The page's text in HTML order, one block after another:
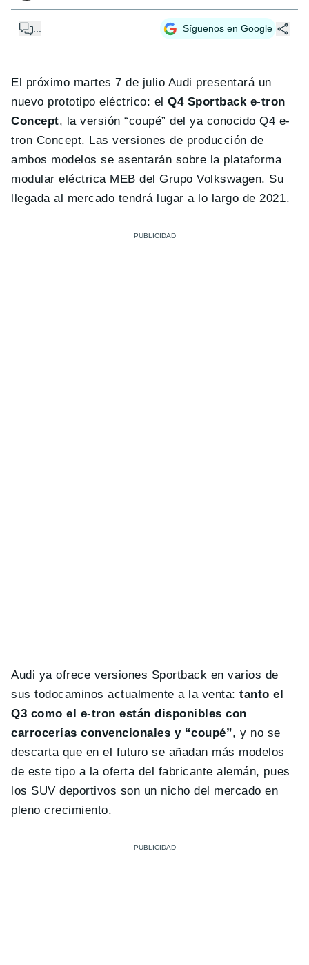
... Síguenos en Google
El próximo martes 7 de julio Audi presentará un
nuevo prototipo eléctrico: elQ4 Sportback e-tron
Concept, la versión “coupé” del ya conocido Q4 e-
tron Concept. Las versiones de producción de
ambos modelos se asentarán sobre la plataforma
modular eléctrica MEB del Grupo Volkswagen. Su
llegada al mercado tendrá lugar a lo largo de 2021.
Audi ya ofrece versiones Sportback en varios de
sus todocaminos actualmente a la venta:tanto el
Q3 como el e-tron están disponibles con
carrocerías convencionales y “coupé”, y no se
descarta que en el futuro se añadan más modelos
de este tipo a la oferta del fabricante alemán, pues
los SUV deportivos son un nicho del mercado en
pleno crecimiento.